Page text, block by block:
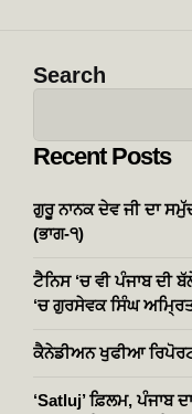
Search
Recent Posts
ਗੁਰੂ ਨਾਨਕ ਦੇਵ ਜੀ ਦਾ
(ਭਾਗ-੧)
ਟੈਨਿਸ ‘ਚ ਵੀ ਪੰਜਾਬ ਦੀ
‘ਚ ਗੁਰਸੇਵਕ ਸਿੰਘ
ਕੈਨੇਡੀਅਨ ਖੁਫੀਆ
‘Satluj’ ਫ਼ਿਲਮ,